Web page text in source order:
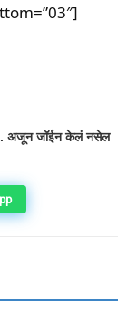
अजून जॉईन केलं नसेल